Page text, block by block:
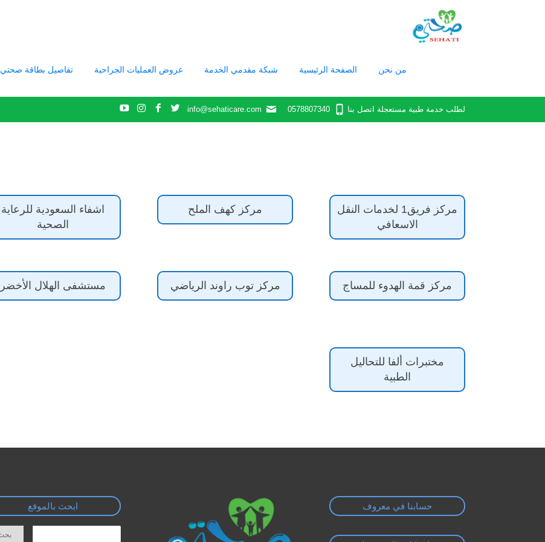
من نحن الصفحة الرئيسية شبكة مقدمي الخدمة عروض العمليات الجراحية تفاصيل بطاقة صحتي
لطلب خدمة طبية مستعجلة اتصل بنا 0578807340‬
info@sehaticare.com
مركز فريق1 لخدمات النقل
الاسعافي
مركز كهف الملح
اشفاء السعودية للرعاية
الصحية
مركز قمة الهدوء للمساج مركز توب راوند الرياضي مستشفى الهلال الأخضر
مختبرات ألفا للتحاليل
الطبية
حسابنا في معروف ابحث بالموقع